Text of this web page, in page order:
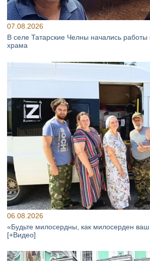
07.08.2026
В селе Татарские Челны начались работы
храма
06.08.2026
«Будьте милосердны, как милосерден
[+Видео]